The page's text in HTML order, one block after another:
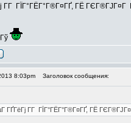
ГЇГ°ГЁГ°Г®Г¤ГҐ, ГЁ ГЄГ®ГЈГ¤Г
8:03pm Заголовок сообщения:
Г­Г ГЇГ°ГЁГ°Г®Г¤ГҐ, ГЁ